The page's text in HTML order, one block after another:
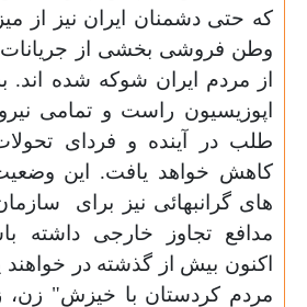
که حتی دشمنان ایران نیز از
وطن فروشی بخشی از
از مردم ایران شوکه شده
اپوزیسیون راست و تمامی
طلب در آینده و فردای
کاهش خواهد یافت. این
های گرانبهائی نیز برای
مدافع تجاوز خارجی داشته
اکنون بیش از گذشته در
مردم کردستان با خیزش" زن،